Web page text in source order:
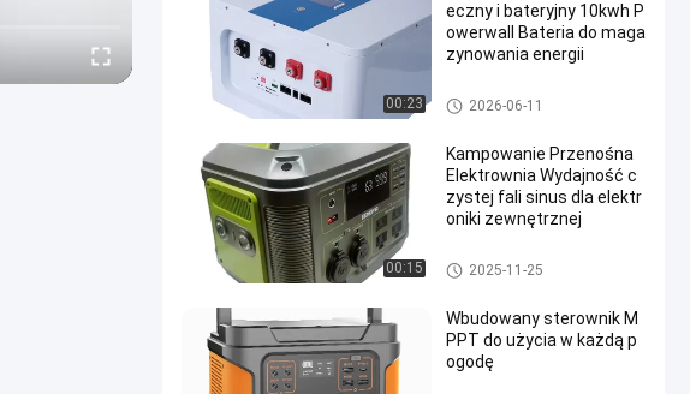
00:23
eczny i bateryjny 10kwh P
owerwall Bateria do maga
zynowania energii
Bateria do montażu na ściani
e
2026-06-11
00:15
Kampowanie Przenośna
Elektrownia Wydajność c
zystej fali sinus dla elektr
oniki zewnętrznej
Przenośna elektrownia
2025-11-25
Wbudowany sterownik M
PPT do użycia w każdą p
ogodę